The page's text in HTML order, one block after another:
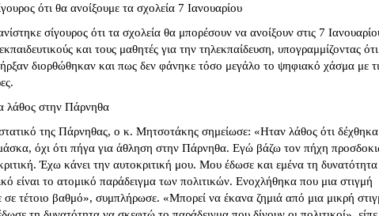
ότι θα ανοίξουμε τα σχολεία 7 Ιανουαρίου
σίγουρος ότι τα σχολεία θα μπορέσουν να ανοίξουν στις 7
και τους μαθητές για την τηλεκπαίδευση, υπογραμμίζοντας
διορθώθηκαν και πως δεν φάνηκε τόσο μεγάλο το ψηφιακό χάσμα με
λάθος στην Πάρνηθα
της Πάρνηθας, ο κ. Μητσοτάκης σημείωσε: «Ηταν λάθος ότι
όχι ότι πήγα για άθληση στην Πάρνηθα. Εγώ βάζω τον πήχη
Έχω κάνει την αυτοκριτική μου. Μου έδωσε και εμένα τη
είναι το ατομικό παράδειγμα των πολιτικών. Ενοχλήθηκα που μια στιγμή
σε τέτοιο βαθμό», συμπλήρωσε. «Μπορεί να έκανα ζημιά από μια μικρή